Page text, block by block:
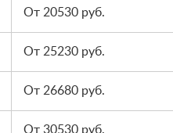
От 20530 руб.
От 25230 руб.
От 26680 руб.
От 30530 руб.